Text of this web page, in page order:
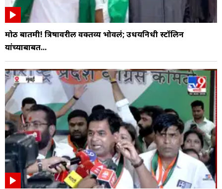
मोठी बातमी! त्रिषावरील वक्तव्य भोवलं; उधयनिधी स्टॉलिन
यांच्याबाबत...